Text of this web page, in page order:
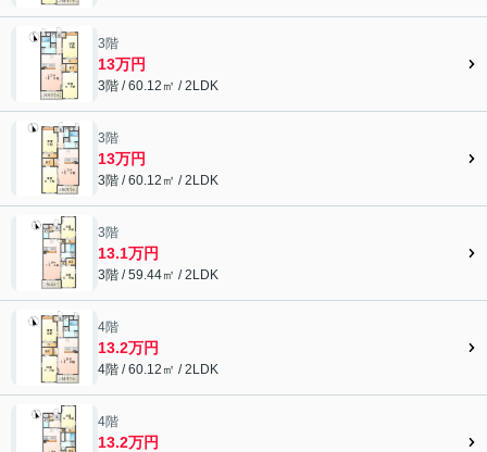
3階
13万円
3階 / 60.12㎡ / 2LDK
3階
13万円
3階 / 60.12㎡ / 2LDK
3階
13.1万円
3階 / 59.44㎡ / 2LDK
4階
13.2万円
4階 / 60.12㎡ / 2LDK
4階
13.2万円